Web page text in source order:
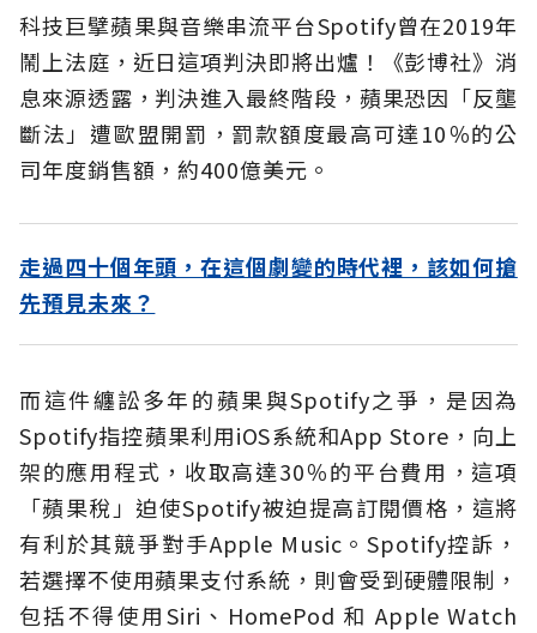
科技巨擘蘋果與音樂串流平台Spotify曾在2019年
鬧上法庭，近日這項判決即將出爐！《彭博社》消
息來源透露，判決進入最終階段，蘋果恐因「反壟
斷法」遭歐盟開罰，罰款額度最高可達10％的公
司年度銷售額，約400億美元。
走過四十個年頭，在這個劇變的時代裡，該如何搶
先預見未來？
而這件纏訟多年的蘋果與Spotify之爭，是因為
Spotify指控蘋果利用iOS系統和App Store，向上
架的應用程式，收取高達30％的平台費用，這項
「蘋果稅」迫使Spotify被迫提高訂閱價格，這將
有利於其競爭對手Apple Music。Spotify控訴，
若選擇不使用蘋果支付系統，則會受到硬體限制，
包括不得使用Siri、HomePod 和 Apple Watch